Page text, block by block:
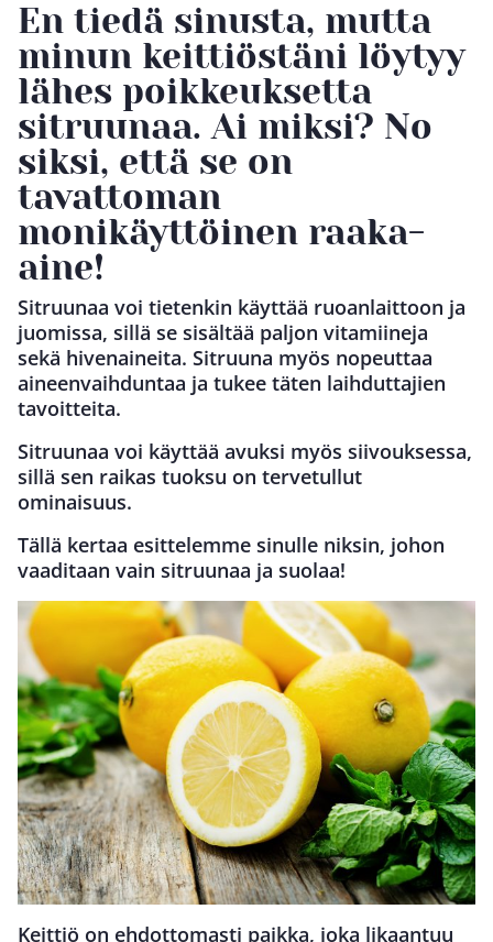
En tiedä sinusta, mutta
minun keittiöstäni löytyy
lähes poikkeuksetta
sitruunaa. Ai miksi? No
siksi, että se on
tavattoman
monikäyttöinen raaka-
aine!
Sitruunaa voi tietenkin käyttää ruoanlaittoon ja
juomissa, sillä se sisältää paljon vitamiineja
sekä hivenaineita. Sitruuna myös nopeuttaa
aineenvaihduntaa ja tukee täten laihduttajien
tavoitteita.
Sitruunaa voi käyttää avuksi myös siivouksessa,
sillä sen raikas tuoksu on tervetullut
ominaisuus.
Tällä kertaa esittelemme sinulle niksin, johon
vaaditaan vain sitruunaa ja suolaa!
Keittiö on ehdottomasti paikka, joka likaantuu